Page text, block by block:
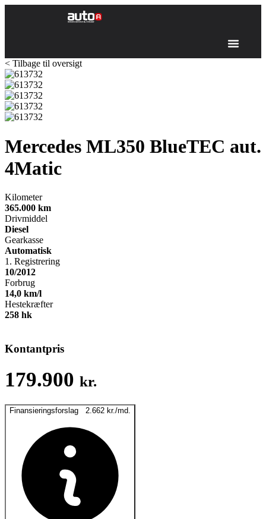
< Tilbage til oversigt
Mercedes ML350 BlueTEC aut.
4Matic
Kilometer
365.000 km
Drivmiddel
Diesel
Gearkasse
Automatisk
1. Registrering
10/2012
Forbrug
14,0 km/l
Hestekræfter
258 hk
Kontantpris
179.900 kr.
Finansieringsforslag 2.662 kr./md.